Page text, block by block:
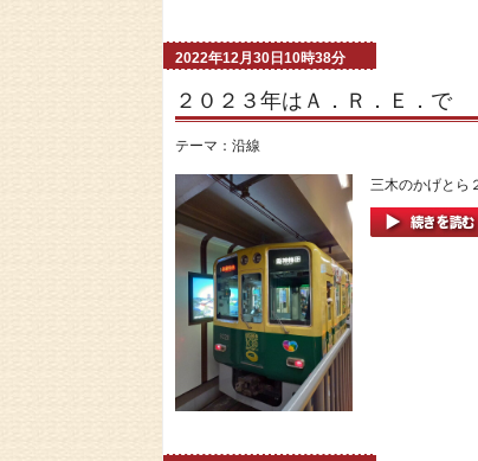
2022年12月30日10時38分
２０２３年はＡ．Ｒ．Ｅ．で
テーマ： 沿線
三木のかげとら